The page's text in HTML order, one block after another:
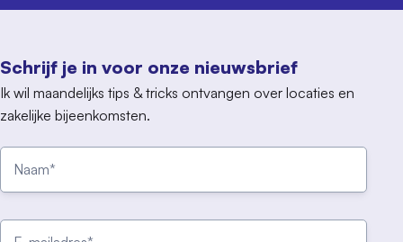
Schrijf je in voor onze nieuwsbrief
Ik wil maandelijks tips & tricks ontvangen over locaties en
zakelijke bijeenkomsten.